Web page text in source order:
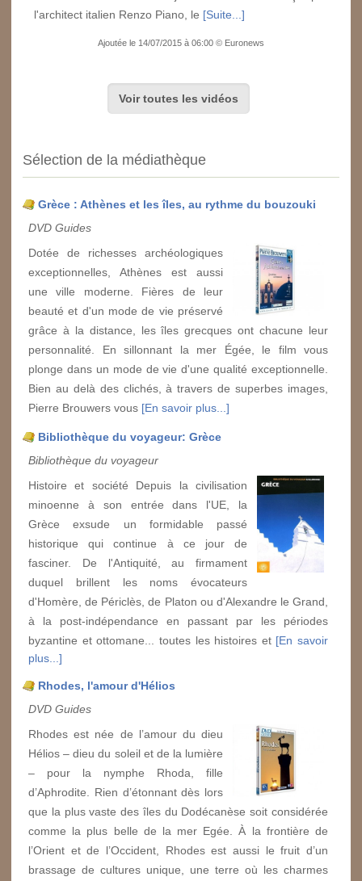
l'architect italien Renzo Piano, le [Suite...]
Ajoutée le 14/07/2015 à 06:00 © Euronews
Voir toutes les vidéos
Sélection de la médiathèque
Grèce : Athènes et les îles, au rythme du bouzouki
DVD Guides
Dotée de richesses archéologiques
exceptionnelles, Athènes est aussi
une ville moderne. Fières de leur
beauté et d'un mode de vie préservé
grâce à la distance, les îles grecques ont chacune leur
personnalité. En sillonnant la mer Égée, le film vous
plonge dans un mode de vie d'une qualité exceptionnelle.
Bien au delà des clichés, à travers de superbes images,
Pierre Brouwers vous [En savoir plus...]
Bibliothèque du voyageur: Grèce
Bibliothèque du voyageur
Histoire et société Depuis la civilisation
minoenne à son entrée dans l'UE, la
Grèce exsude un formidable passé
historique qui continue à ce jour de
fasciner. De l'Antiquité, au firmament
duquel brillent les noms évocateurs
d'Homère, de Périclès, de Platon ou d'Alexandre le Grand,
à la post-indépendance en passant par les périodes
byzantine et ottomane... toutes les histoires et [En savoir
plus...]
Rhodes, l'amour d'Hélios
DVD Guides
Rhodes est née de l’amour du dieu
Hélios – dieu du soleil et de la lumière
– pour la nymphe Rhoda, fille
d’Aphrodite. Rien d’étonnant dès lors
que la plus vaste des îles du Dodécanèse soit considérée
comme la plus belle de la mer Egée. À la frontière de
l’Orient et de l’Occident, Rhodes est aussi le fruit d’un
brassage de cultures unique, une terre où les charmes